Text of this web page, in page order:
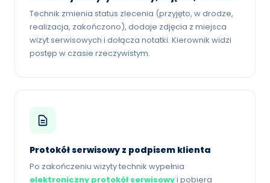
Technik zmienia status zlecenia (przyjęto, w drodze,
realizacja, zakończono), dodaje zdjęcia z miejsca
wizyt serwisowych i dołącza notatki. Kierownik widzi
postęp w czasie rzeczywistym.
Protokół serwisowy z podpisem klienta
Po zakończeniu wizyty technik wypełnia
elektroniczny protokół serwisowyi pobiera